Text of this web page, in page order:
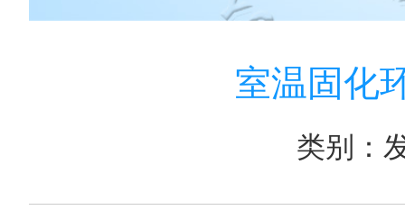
室温固化
类别：